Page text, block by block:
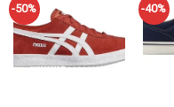
-50%
lista de
deseos
-40%